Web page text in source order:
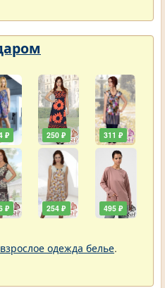
₽
₽
250 ₽
254 ₽
311 ₽
495 ₽
одежда белье.